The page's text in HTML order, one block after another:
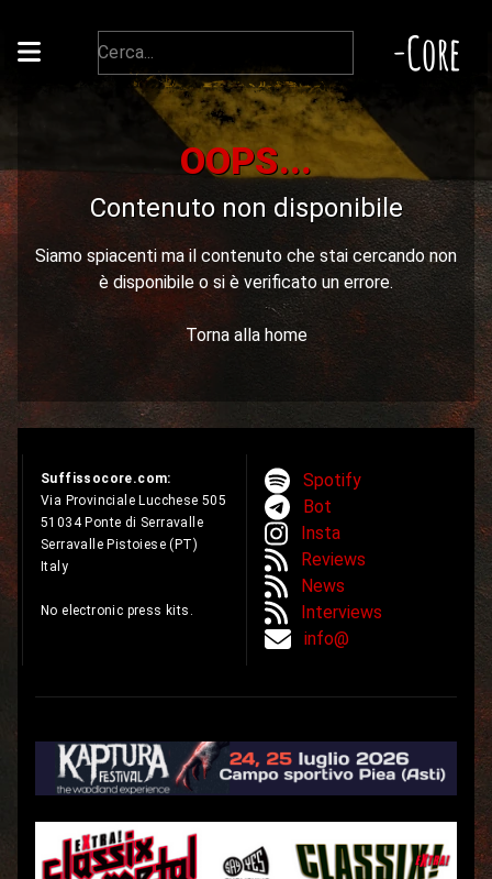
-Core
OOPS...
Contenuto non disponibile
Siamo spiacenti ma il contenuto che stai cercando non
è disponibile o si è verificato un errore.
Torna alla home
Suffissocore.com:
Via Provinciale Lucchese 505
51034 Ponte di Serravalle
Serravalle Pistoiese (PT)
Italy
No electronic press kits.
Spotify
Bot
Insta
Reviews
News
Interviews
info@